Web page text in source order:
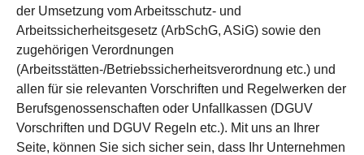
der Umsetzung vom Arbeitsschutz- und
Arbeitssicherheitsgesetz (ArbSchG, ASiG) sowie den
zugehörigen Verordnungen
(Arbeitsstätten-/Betriebssicherheitsverordnung etc.) und
allen für sie relevanten Vorschriften und Regelwerken der
Berufsgenossenschaften oder Unfallkassen (DGUV
Vorschriften und DGUV Regeln etc.). Mit uns an Ihrer
Seite, können Sie sich sicher sein, dass Ihr Unternehmen